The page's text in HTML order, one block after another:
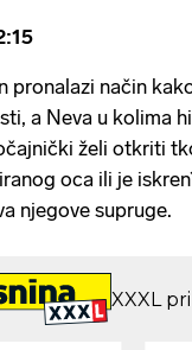
pronalazi način
a Neva u kolima
želi otkriti
oca ili je
njegove supruge.